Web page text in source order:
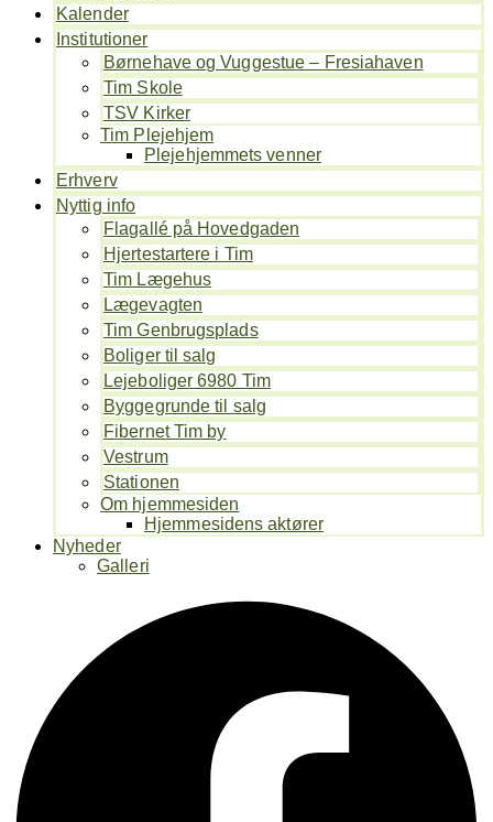
Kalender
Institutioner
Børnehave og Vuggestue – Fresiahaven
Tim Skole
TSV Kirker
Tim Plejehjem
Plejehjemmets venner
Erhverv
Nyttig info
Flagallé på Hovedgaden
Hjertestartere i Tim
Tim Lægehus
Lægevagten
Tim Genbrugsplads
Boliger til salg
Lejeboliger 6980 Tim
Byggegrunde til salg
Fibernet Tim by
Vestrum
Stationen
Om hjemmesiden
Hjemmesidens aktører
Nyheder
Galleri